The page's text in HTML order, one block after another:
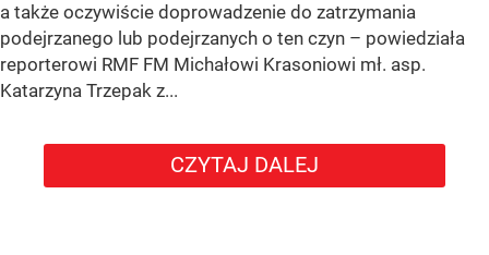
a także oczywiście doprowadzenie do zatrzymania
podejrzanego lub podejrzanych o ten czyn – powiedziała
reporterowi RMF FM Michałowi Krasoniowi mł. asp.
Katarzyna Trzepak z...
CZYTAJ DALEJ